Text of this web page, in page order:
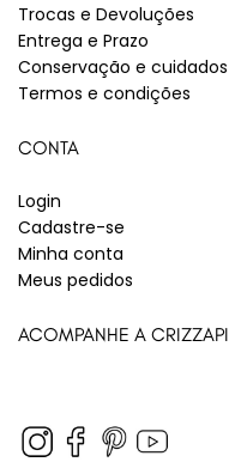
Trocas e Devoluções
Entrega e Prazo
Conservação e cuidados
Termos e condições
CONTA
Login
Cadastre-se
Minha conta
Meus pedidos
ACOMPANHE A CRIZZAPI